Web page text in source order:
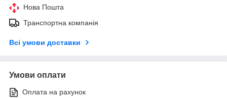
Нова Пошта
Транспортна компанія
Всі умови доставки
Умови оплати
Оплата на рахунок